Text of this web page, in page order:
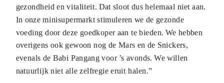
gezondheid en vitaliteit. Dat sloot dus helemaal niet aan.
In onze minisupermarkt stimuleren we de gezonde
voeding door deze goedkoper aan te bieden. We hebben
overigens ook gewoon nog de Mars en de Snickers,
evenals de Babi Pangang voor ’s avonds. We willen
natuurlijk niet alle zelfregie eruit halen.”